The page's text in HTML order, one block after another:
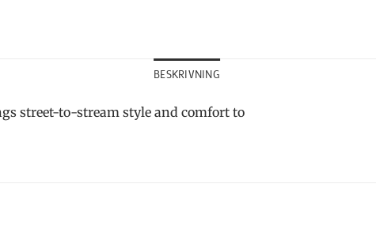
BESKRIVNING
street-to-stream style and comfort to